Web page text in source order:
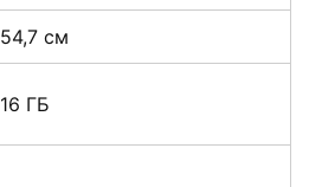
54,7 см
16 ГБ